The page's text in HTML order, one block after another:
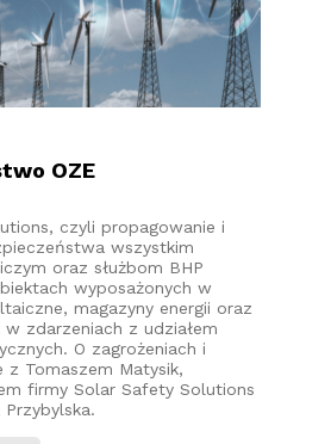
OZE
czyli propagowanie i
wszystkim
oraz służbom BHP
wyposażonych w
magazyny energii oraz
w zdarzeniach z udziałem
O zagrożeniach i
z Tomaszem Matysik,
firmy Solar Safety Solutions